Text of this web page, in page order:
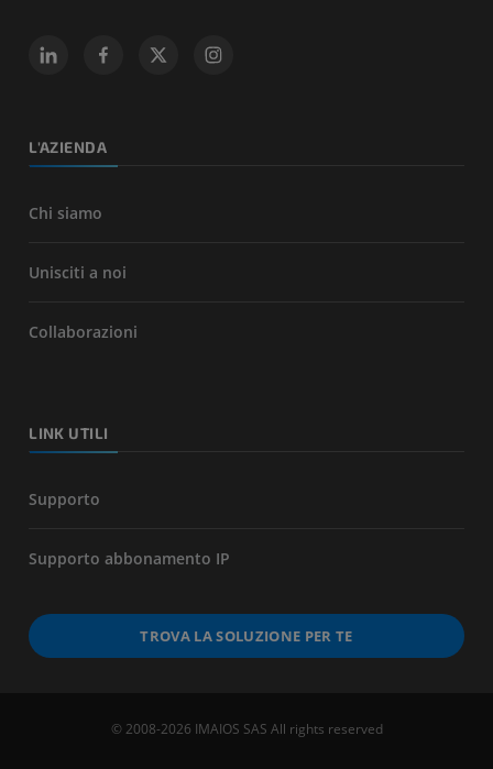
L'AZIENDA
Chi siamo
Unisciti a noi
Collaborazioni
LINK UTILI
Supporto
Supporto abbonamento IP
TROVA LA SOLUZIONE PER TE
© 2008-2026 IMAIOS SAS All rights reserved